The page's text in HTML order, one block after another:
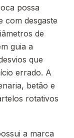
possa
com desgaste
de
guia a
que
errado. A
betão e
rotativos
a marca